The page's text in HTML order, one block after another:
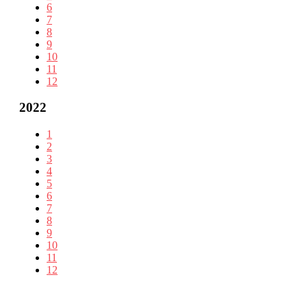
6
7
8
9
10
11
12
2022
1
2
3
4
5
6
7
8
9
10
11
12